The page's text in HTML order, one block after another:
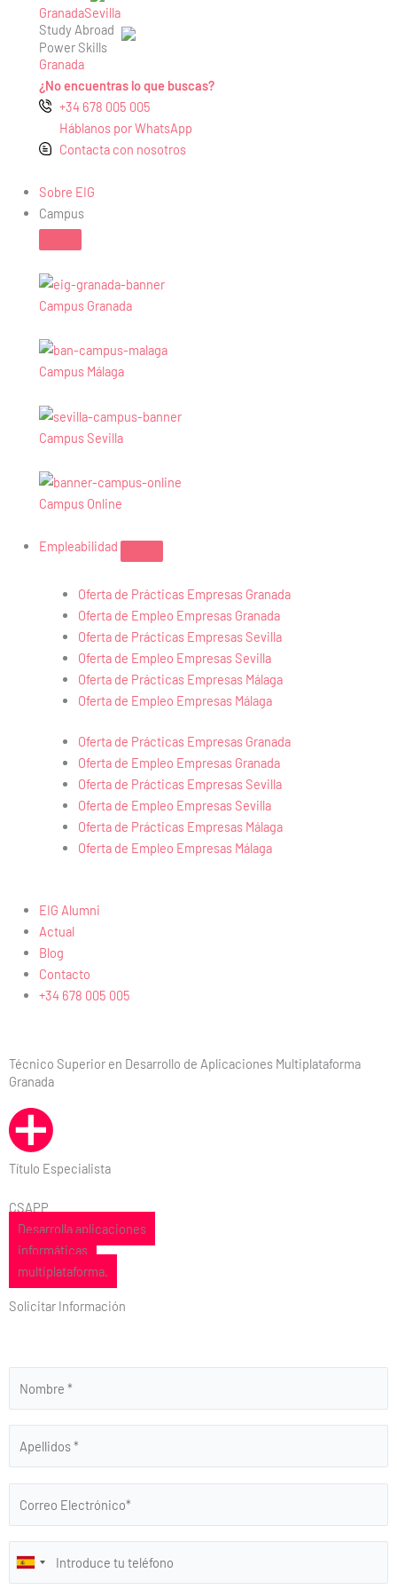
GranadaSevilla
Study Abroad
Power Skills
Granada
¿No encuentras lo que buscas?
+34 678 005 005
Háblanos por WhatsApp
Contacta con nosotros
Sobre EIG
Campus
Campus Granada
Campus Málaga
Campus Sevilla
Campus Online
Empleabilidad
Oferta de Prácticas Empresas Granada
Oferta de Empleo Empresas Granada
Oferta de Prácticas Empresas Sevilla
Oferta de Empleo Empresas Sevilla
Oferta de Prácticas Empresas Málaga
Oferta de Empleo Empresas Málaga
Oferta de Prácticas Empresas Granada
Oferta de Empleo Empresas Granada
Oferta de Prácticas Empresas Sevilla
Oferta de Empleo Empresas Sevilla
Oferta de Prácticas Empresas Málaga
Oferta de Empleo Empresas Málaga
EIG Alumni
Actual
Blog
Contacto
+34 678 005 005
Técnico Superior en Desarrollo de Aplicaciones Multiplataforma
Granada
Título Especialista
CSAPP
Desarrolla aplicaciones
informáticas
multiplataforma.
Solicitar Información